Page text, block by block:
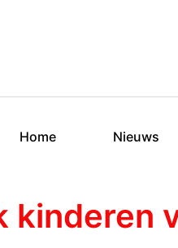
Home Nieuws
kinderen